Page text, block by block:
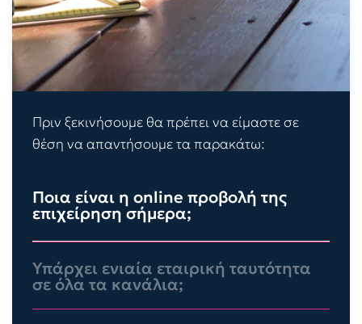
Πριν ξεκινήσουμε θα πρέπει να είμαστε σε
θέση να απαντήσουμε τα παρακάτω:
Ποια είναι η online προβολή της
επιχείρηση σήμερα;
Υπάρχει ενιαία εταιρική ταυτότητα
σε όλα τα κανάλια;